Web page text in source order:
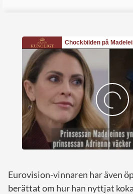
Eurovision-vinnaren har även
berättat om hur han nyttjat